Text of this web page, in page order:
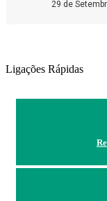
29 de
Ligações Rápidas